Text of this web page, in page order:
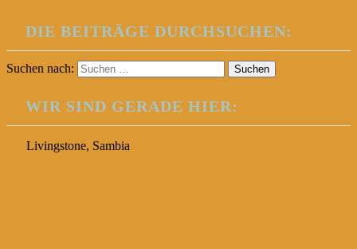
DIE BEITRÄGE DURCHSUCHEN:
Suchen nach:
WIR SIND GERADE HIER:
Livingstone, Sambia